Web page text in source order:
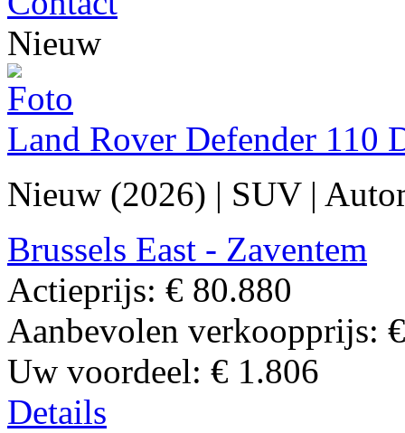
Nieuw
Land Rover Defender 110
Nieuw (2026) | SUV|
Brussels East - Zaventem
Actieprijs: € 80.880
Aanbevolen verkoopprijs:
Uw voordeel: € 1.806
Details